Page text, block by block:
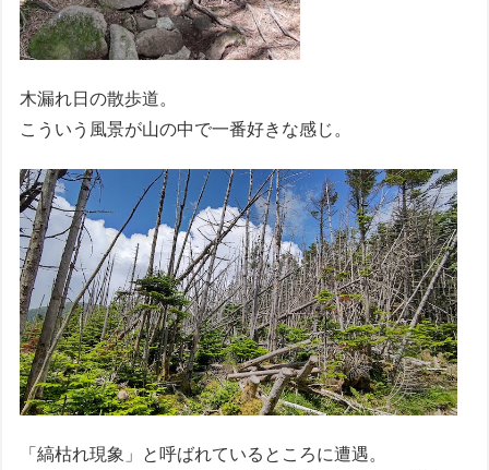
木漏れ日の散歩道。
こういう風景が山の中で一番好きな感じ。
「縞枯れ現象」と呼ばれているところに遭遇。